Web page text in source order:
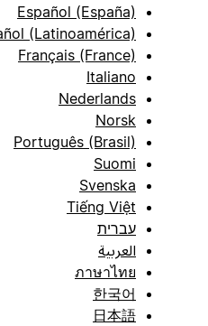
Español (España)
Español (Latinoamérica)
Français (France)
Italiano
Nederlands
Norsk
Português (Brasil)
Suomi
Svenska
Tiếng Việt
עברית
العربية
ภาษาไทย
한국어
日本語